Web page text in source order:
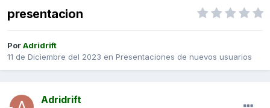
presentacion
PorAdridrift
11 de Diciembre del 2023 en Presentaciones de nuevos usuarios
Adridrift